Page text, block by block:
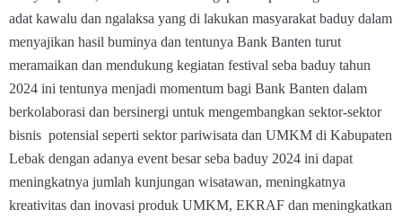
adat kawalu dan ngalaksa yang di lakukan masyarakat baduy dalam
menyajikan hasil buminya dan tentunya Bank Banten turut
meramaikan dan mendukung kegiatan festival seba baduy tahun
2024 ini tentunya menjadi momentum bagi Bank Banten dalam
berkolaborasi dan bersinergi untuk mengembangkan sektor-sektor
bisnis potensial seperti sektor pariwisata dan UMKM di Kabupaten
Lebak dengan adanya event besar seba baduy 2024 ini dapat
meningkatnya jumlah kunjungan wisatawan, meningkatnya
kreativitas dan inovasi produk UMKM, EKRAF dan meningkatkan